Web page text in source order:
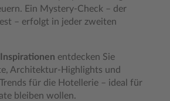
Ein Mystery-Check – der
– erfolgt in jeder zweiten
entdecken Sie
Architektur-Highlights und
für die Hotellerie – ideal für
bleiben wollen.